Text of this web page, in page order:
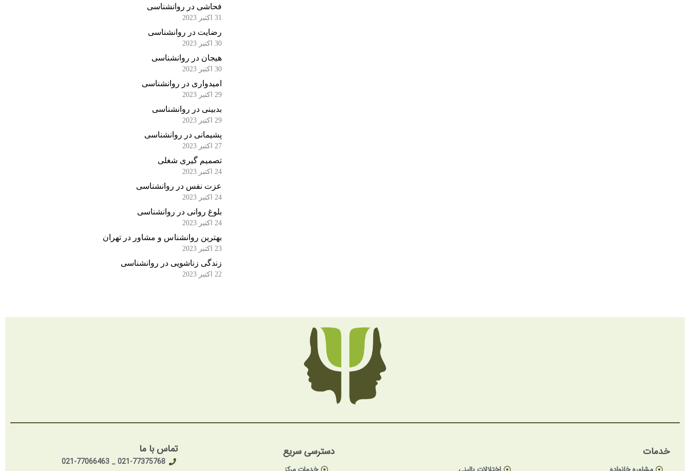
فحاشی در روانشناسی
31 اکتبر 2023
رضایت در روانشناسی
30 اکتبر 2023
هیجان در روانشناسی
30 اکتبر 2023
امیدواری در روانشناسی
29 اکتبر 2023
بدبینی در روانشناسی
29 اکتبر 2023
پشیمانی در روانشناسی
27 اکتبر 2023
تصمیم گیری شغلی
24 اکتبر 2023
عزت نفس در روانشناسی
24 اکتبر 2023
بلوغ روانی در روانشناسی
24 اکتبر 2023
بهترین روانشناس و مشاور در تهران
23 اکتبر 2023
زندگی زناشویی در روانشناسی
22 اکتبر 2023
خدمات دسترسی سریع تماس با ما
021-77375768 _ 021-77066463